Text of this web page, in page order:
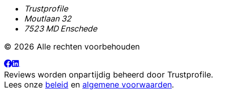
Trustprofile
Moutlaan 32
7523 MD Enschede
© 2026 Alle rechten voorbehouden
Reviews worden onpartijdig beheerd door Trustprofile.
Lees onze beleid en algemene voorwaarden.